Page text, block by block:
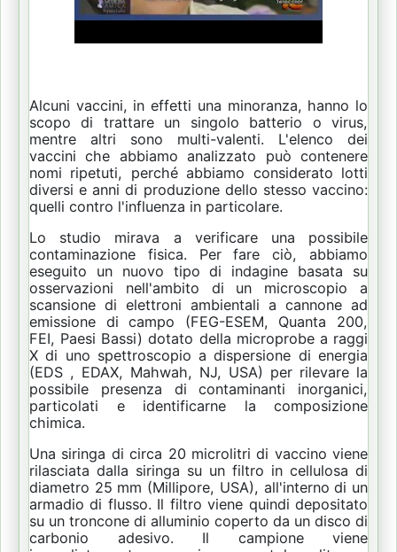
Alcuni vaccini, in effetti una minoranza, hanno lo
scopo di trattare un singolo batterio o virus,
mentre altri sono multi-valenti. L'elenco dei
vaccini che abbiamo analizzato può contenere
nomi ripetuti, perché abbiamo considerato lotti
diversi e anni di produzione dello stesso vaccino:
quelli contro l'influenza in particolare.
Lo studio mirava a verificare una possibile
contaminazione fisica. Per fare ciò, abbiamo
eseguito un nuovo tipo di indagine basata su
osservazioni nell'ambito di un microscopio a
scansione di elettroni ambientali a cannone ad
emissione di campo (FEG-ESEM, Quanta 200,
FEI, Paesi Bassi) dotato della microprobe a raggi
X di uno spettroscopio a dispersione di energia
(EDS , EDAX, Mahwah, NJ, USA) per rilevare la
possibile presenza di contaminanti inorganici,
particolati e identificarne la composizione
chimica.
Una siringa di circa 20 microlitri di vaccino viene
rilasciata dalla siringa su un filtro in cellulosa di
diametro 25 mm (Millipore, USA), all'interno di un
armadio di flusso. Il filtro viene quindi depositato
su un troncone di alluminio coperto da un disco di
carbonio adesivo. Il campione viene